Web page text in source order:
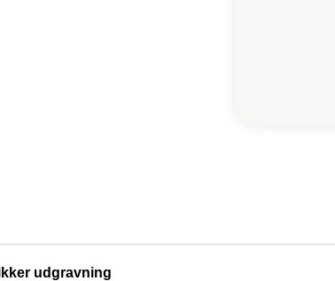
udgravning